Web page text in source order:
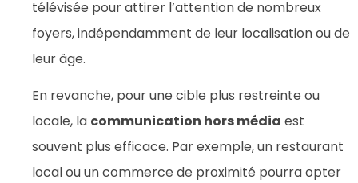
télévisée pour attirer l’attention de nombreux
foyers, indépendamment de leur localisation ou de
leur âge.
En revanche, pour une cible plus restreinte ou
locale, la communication hors média est
souvent plus efficace. Par exemple, un restaurant
local ou un commerce de proximité pourra opter